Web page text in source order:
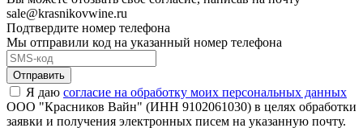
sale@krasnikovwine.ru
Подтвердите номер телефона
Мы отправили код на указанный номер телефона
Отправить
Я даю согласие на обработку моих персональных данных
ООО "Красников Вайн" (ИНН 9102061030) в целях обработки
заявки и получения электронных писем на указанную почту.